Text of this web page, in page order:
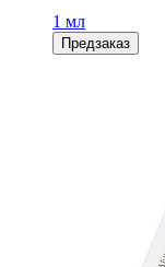
1 мл
Предзаказ